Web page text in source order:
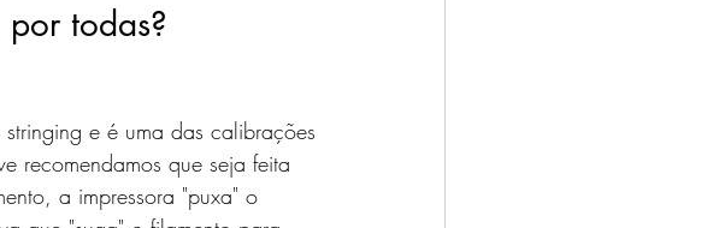
todas?
e é uma das calibrações
recomendamos que seja feita
a impressora "puxa" o